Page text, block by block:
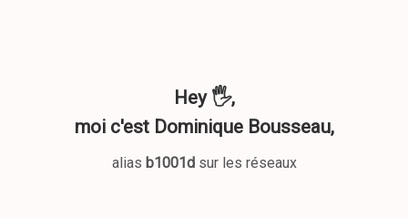
Hey 🖐️,
moi c'est Dominique Bousseau,
alias b1001dsur les réseaux